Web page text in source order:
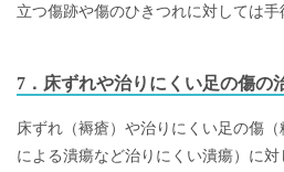
立つ傷跡や傷のひきつれに対しては手
7．床ずれや治りにくい足の傷の
床ずれ（褥瘡）や治りにくい足の傷
による潰瘍など治りにくい潰瘍）に